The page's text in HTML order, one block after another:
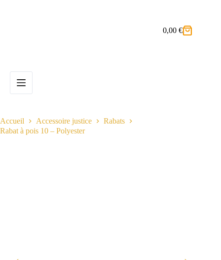
Panier
0,00 €
Accueil Accessoire justice
Rabats
Rabat à pois 10 – Polyester